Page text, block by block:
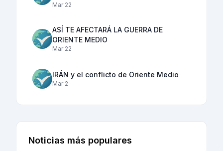
Mar 22
ASÍ TE AFECTARÁ LA GUERRA DE
ORIENTE MEDIO
Mar 22
IRÁN y el conflicto de Oriente Medio
Mar 2
Noticias más populares